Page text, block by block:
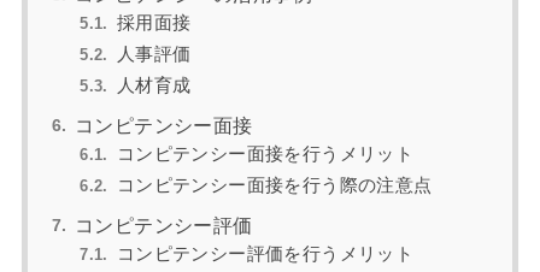
採用面接
人事評価
人材育成
コンピテンシー面接
コンピテンシー面接を行うメリット
コンピテンシー面接を行う際の注意点
コンピテンシー評価
コンピテンシー評価を行うメリット